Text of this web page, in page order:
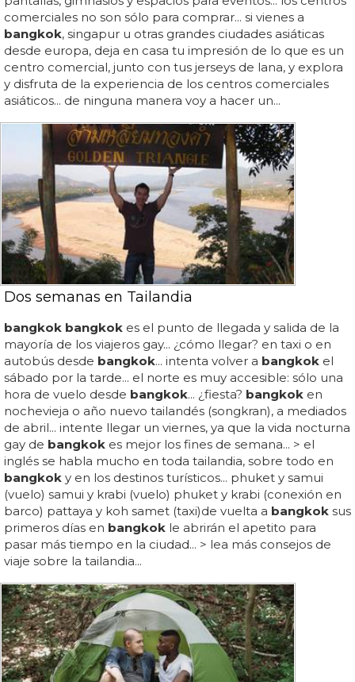
comerciales no son sólo para comprar... si vienes a
bangkok, singapur u otras grandes ciudades asiáticas
desde europa, deja en casa tu impresión de lo que es un
centro comercial, junto con tus jerseys de lana, y explora
y disfruta de la experiencia de los centros comerciales
asiáticos... de ninguna manera voy a hacer un...
Dos semanas en Tailandia
bangkok bangkok es el punto de llegada y salida de la
mayoría de los viajeros gay... ¿cómo llegar? en taxi o en
autobús desde bangkok... intenta volver a bangkok el
sábado por la tarde... el norte es muy accesible: sólo una
hora de vuelo desde bangkok... ¿fiesta? bangkok en
nochevieja o año nuevo tailandés (songkran), a mediados
de abril... intente llegar un viernes, ya que la vida nocturna
gay de bangkok es mejor los fines de semana... > el
inglés se habla mucho en toda tailandia, sobre todo en
bangkok y en los destinos turísticos... phuket y samui
(vuelo) samui y krabi (vuelo) phuket y krabi (conexión en
barco) pattaya y koh samet (taxi)de vuelta a bangkok sus
primeros días en bangkok le abrirán el apetito para
pasar más tiempo en la ciudad... > lea más consejos de
viaje sobre la tailandia...